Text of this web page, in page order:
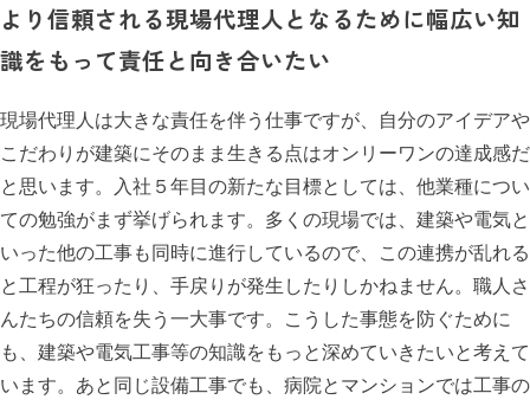
より信頼される現場代理人となるために幅広い知
識をもって責任と向き合いたい
現場代理人は大きな責任を伴う仕事ですが、自分のアイデアや
こだわりが建築にそのまま生きる点はオンリーワンの達成感だ
と思います。入社５年目の新たな目標としては、他業種につい
ての勉強がまず挙げられます。多くの現場では、建築や電気と
いった他の工事も同時に進行しているので、この連携が乱れる
と工程が狂ったり、手戻りが発生したりしかねません。職人さ
んたちの信頼を失う一大事です。こうした事態を防ぐために
も、建築や電気工事等の知識をもっと深めていきたいと考えて
います。あと同じ設備工事でも、病院とマンションでは工事の